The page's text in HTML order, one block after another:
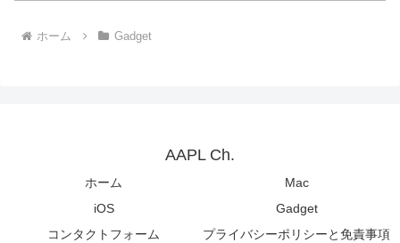
ホーム Gadget
AAPL Ch.
ホーム
Mac
iOS
Gadget
コンタクトフォーム
プライバシーポリシーと免責事項